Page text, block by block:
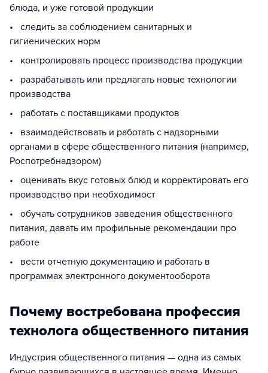
блюда, и уже готовой продукции
• следить за соблюдением санитарных и
гигиенических норм
• контролировать процесс производства продукции
• разрабатывать или предлагать новые технологии
производства
• работать с поставщиками продуктов
• взаимодействовать и работать с надзорными
органами в сфере общественного питания (например,
Роспотребнадзором)
• оценивать вкус готовых блюд и корректировать его
производство при необходимост
• обучать сотрудников заведения общественного
питания, давать им профильные рекомендации про
работе
• вести отчетную документацию и работать в
программах электронного документооборота
Почему востребована профессия
технолога общественного питания
Индустрия общественного питания — одна из самых